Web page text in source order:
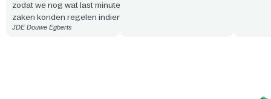
zodat we nog wat last minute
zaken konden regelen indien
nodig. Vriendelijke en
JDE Douwe Egberts